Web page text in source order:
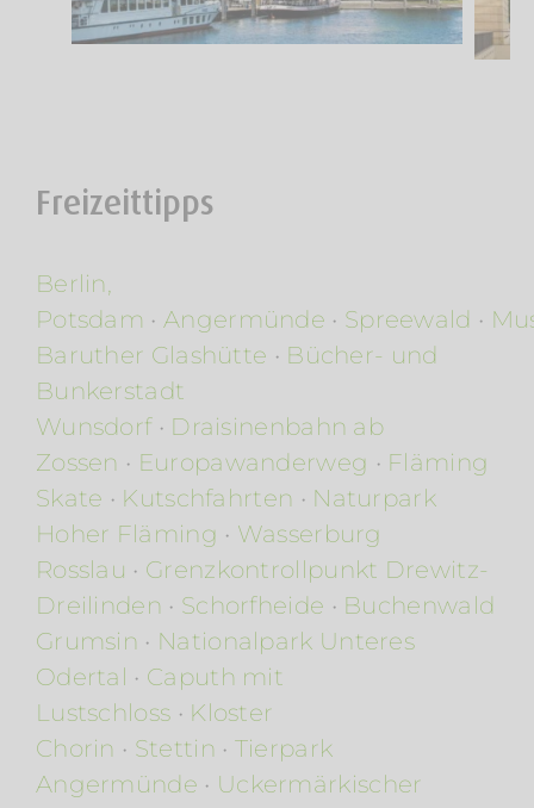
Freizeittipps
Berlin,
Potsdam • Angermünde • Spreewald •
Baruther Glashütte • Bücher- und
Bunkerstadt
Wunsdorf• Draisinenbahn ab
Zossen • Europawanderweg • Fläming
Skate • Kutschfahrten • Naturpark
Hoher Fläming • Wasserburg
Rosslau • Grenzkontrollpunkt Drewitz-
Dreilinden • Schorfheide • Buchenwald
Grumsin • Nationalpark Unteres
Odertal • Caputh mit
Lustschloss • Kloster
Chorin • Stettin • Tierpark
Angermünde • Uckermärkischer